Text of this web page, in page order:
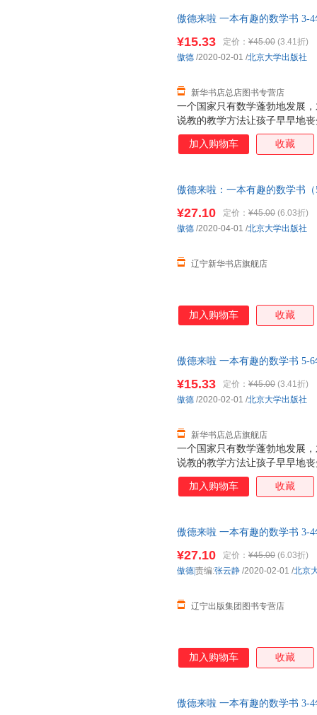
傲德来啦 一本有趣的数学书 3-
咨询：13284178503
一个国家只有数学蓬勃地发展
说教的教学方法让孩子早早地
书以幽默有趣的漫画故事，消
乐，更给予他们知识与启示
¥15.33 定价： ¥45.00 (3.41折)
新华书店总店图书专营店
傲德 /2020-02-01 /北京大学出版社
加入购物车 收藏
傲德来啦：一本有趣的数学书
¥27.10 定价： ¥45.00 (6.03折)
辽宁新华书店旗舰店
傲德 /2020-04-01 /北京大学出版社
加入购物车 收藏
傲德来啦 一本有趣的数学书 5-
惠咨询：13284178503
一个国家只有数学蓬勃地发展
说教的教学方法让孩子早早地
书以幽默有趣的漫画故事，消
乐，更给予他们知识与启示
¥15.33 定价： ¥45.00 (3.41折)
新华书店总店旗舰店
傲德 /2020-02-01 /北京大学出版社
加入购物车 收藏
傲德来啦 一本有趣的数学书 3-
¥27.10 定价： ¥45.00 (6.03折)
辽宁出版集团图书专营店
傲德|责编:张云静 /2020-02-01 /北京
加入购物车 收藏
傲德来啦 一本有趣的数学书 3-